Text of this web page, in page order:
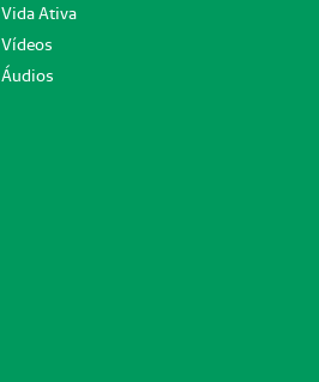
Vida Ativa
Vídeos
Áudios